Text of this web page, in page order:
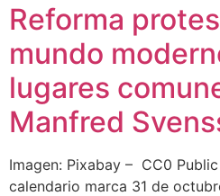
Reforma
mundo
lugares
Manfred
Imagen: Pixabay – CC0
calendario marca 31 de